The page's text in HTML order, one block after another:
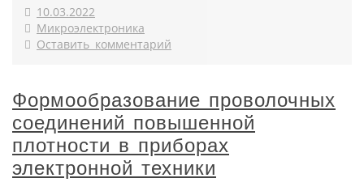
10.03.2022
Микроэлектроника
Оставить комментарий
Формообразование проволочных
соединений повышенной
плотности в приборах
электронной техники